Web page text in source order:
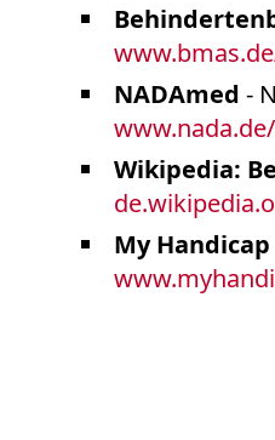
NADAmed -
Wikipedia:
My Handicap